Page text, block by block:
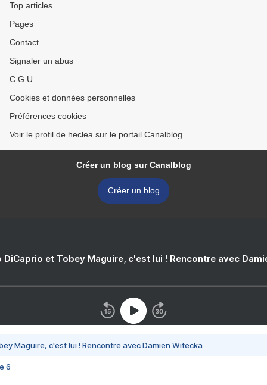
Top articles
Pages
Contact
Signaler un abus
C.G.U.
Cookies et données personnelles
Préférences cookies
Voir le profil de heclea sur le portail Canalblog
Créer un blog sur Canalblog
Créer un blog
DiCaprio et Tobey Maguire, c'est lui ! Rencontre avec
Maguire, c'est lui ! Rencontre avec Damien Witecka
6